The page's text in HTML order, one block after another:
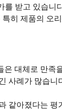
받고 있습
히 제품의 오
대체로 만
사례가 많습니
같아졌다는 평